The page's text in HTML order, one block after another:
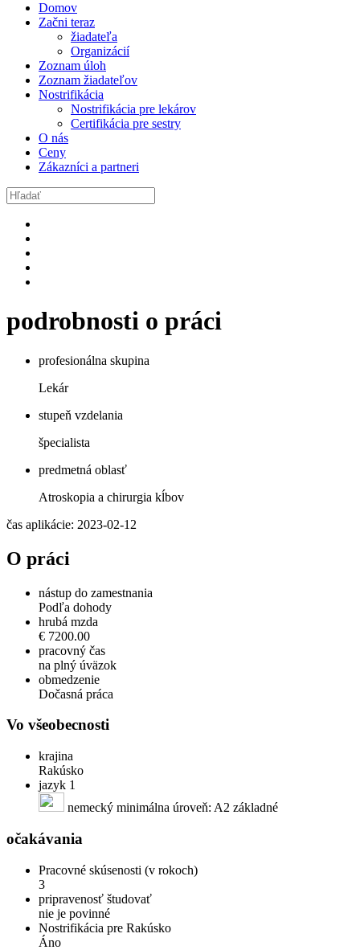
Domov
Začni teraz
žiadateľa
Organizácií
Zoznam úloh
Zoznam žiadateľov
Nostrifikácia
Nostrifikácia pre lekárov
Certifikácia pre sestry
O nás
Ceny
Zákazníci a partneri
podrobnosti o práci
profesionálna skupina
Lekár
stupeň vzdelania
špecialista
predmetná oblasť
Atroskopia a chirurgia kĺbov
čas aplikácie: 2023-02-12
O práci
nástup do zamestnania
Podľa dohody
hrubá mzda
€ 7200.00
pracovný čas
na plný úväzok
obmedzenie
Dočasná práca
Vo všeobecnosti
krajina
Rakúsko
jazyk 1
nemecký minimálna úroveň: A2 základné
očakávania
Pracovné skúsenosti (v rokoch)
3
pripravenosť študovať
nie je povinné
Nostrifikácia pre Rakúsko
Áno